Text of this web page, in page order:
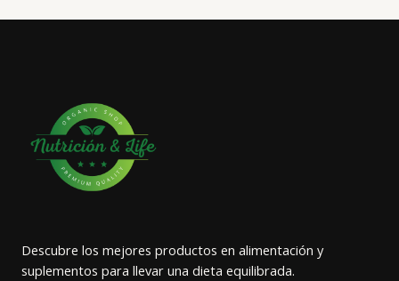
Descubre los mejores productos en alimentación y
suplementos para llevar una dieta equilibrada.